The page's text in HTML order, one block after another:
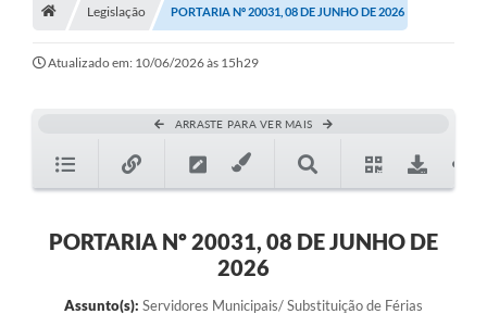
A História
Galeria de Fotos
Concursos
Legislação PORTARIA Nº 20031, 08 DE JUNHO DE 2026
Atualizado em: 10/06/2026 às 15h29
ARRASTE PARA VER MAIS
PORTARIA Nº 20031, 08 DE JUNHO DE
2026
Assunto(s): Servidores Municipais/ Substituição de Férias